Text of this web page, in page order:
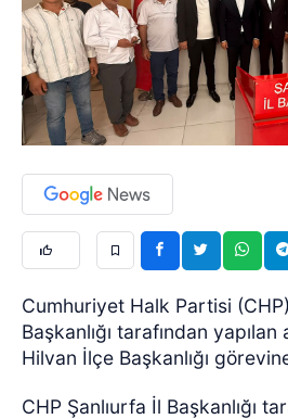
Cumhuriyet Halk Partisi
Başkanlığı tarafından
Hilvan İlçe Başkanlığı
CHP Şanlıurfa İl Başkanlığı